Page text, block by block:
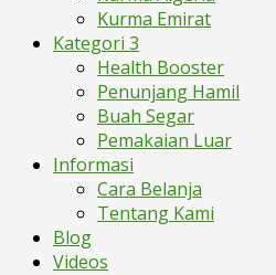
Kurma Emirat
Kategori 3
Health Booster
Penunjang Hamil
Buah Segar
Pemakaian Luar
Informasi
Cara Belanja
Tentang Kami
Blog
Videos